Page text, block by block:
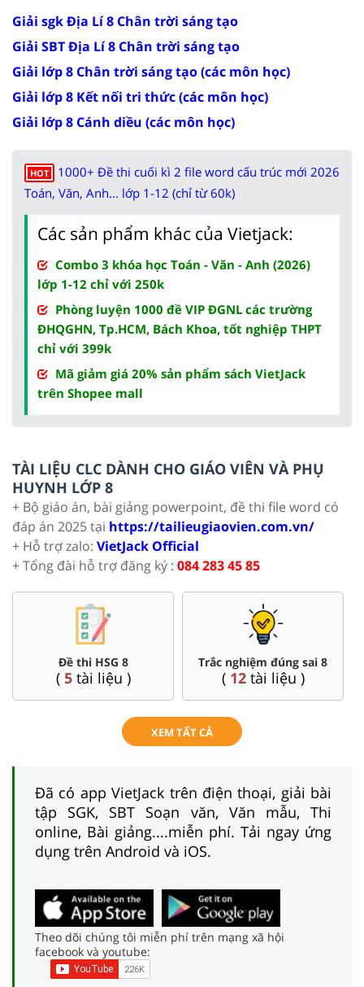
Giải sgk Địa Lí 8 Chân trời sáng tạo
Giải SBT Địa Lí 8 Chân trời sáng tạo
Giải lớp 8 Chân trời sáng tạo (các môn học)
Giải lớp 8 Kết nối tri thức (các môn học)
Giải lớp 8 Cánh diều (các môn học)
HOT
1000+ Đề thi cuối kì 2 file word cấu trúc mới 2026
Toán, Văn, Anh... lớp 1-12 (chỉ từ 60k)
Các sản phẩm khác của Vietjack:
Combo 3 khóa học Toán - Văn - Anh (2026)
lớp 1-12 chỉ với 250k
Phòng luyện 1000 đề VIP ĐGNL các trường
ĐHQGHN, Tp.HCM, Bách Khoa, tốt nghiệp THPT
chỉ với 399k
Mã giảm giá 20% sản phẩm sách VietJack
trên Shopee mall
TÀI LIỆU CLC DÀNH CHO GIÁO VIÊN VÀ PHỤ
HUYNH LỚP 8
+ Bộ giáo án, bài giảng powerpoint, đề thi file word có
đáp án 2025 tại https://tailieugiaovien.com.vn/
+ Hỗ trợ zalo: VietJack Official
+ Tổng đài hỗ trợ đăng ký : 084 283 45 85
Đề thi HSG 8
( 5tài liệu )
Trắc nghiệm đúng sai 8
( 12tài liệu )
XEM TẤT CẢ
Đã có app VietJack trên điện thoại, giải bài
tập SGK, SBT Soạn văn, Văn mẫu, Thi
online, Bài giảng....miễn phí. Tải ngay ứng
dụng trên Android và iOS.
Theo dõi chúng tôi miễn phí trên mạng xã hội
facebook và youtube: